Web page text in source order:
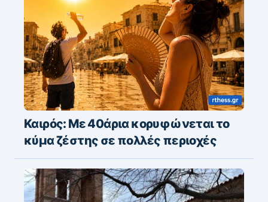
Καιρός: Με 40άρια κορυφώνεται το
κύμα ζέστης σε πολλές περιοχές